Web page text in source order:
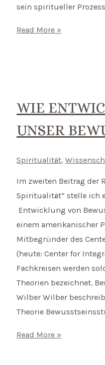
sein spiritueller
Mantra
Padme
Hum
Read More »
WIE
UNSER
Spiritualität,
Im zweiten Beitrag der
Spiritualität” stelle ich
Entwicklung von
einem amerikanischer
Mitbegründer des
(heute: Center for
Fachkreisen werden
Theorien bezeichnet.
Wilber Wilber
Theorie
Wie
Read More »